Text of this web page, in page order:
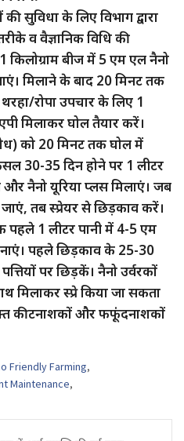
सुविधा के लिए विभाग द्वारा
व वैज्ञानिक विधि की
किलोग्राम बीज में 5 एम एल नैनो
मिलाने के बाद 20 मिनट तक
रोपा उपचार के लिए 1
मिलाकर घोल तैयार करें।
को 20 मिनट तक घोल में
30-35 दिन होने पर 1 लीटर
नैनो यूरिया प्लस मिलाएं। जब
तब स्प्रेयर से छिड़काव करें।
1 लीटर पानी में 4-5 एम
पहले छिड़काव के 25-30
पर छिड़कें। नैनो उर्वरकों
मिलाकर स्प्रे किया जा सकता
कीटनाशकों और फफूंदनाशकों
Friendly Farming,
Maintenance,